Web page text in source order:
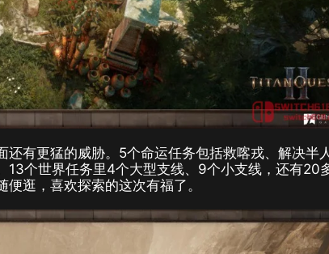
有更猛的威胁。5个命运任务包括救喀戎、解决半
13个世界任务里4个大型支线、9个小支线，还有20
逛，喜欢探索的这次有福了。